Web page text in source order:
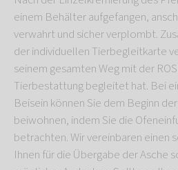
einem Behälter aufgefangen,
verwahrt und sicher verplombt.
der individuellen Tierbegleitkarte
seinem gesamten Weg mit der
Tierbestattung begleitet hat. Bei
Beisein können Sie dem Beginn
beiwohnen, indem Sie die
betrachten. Wir vereinbaren einen
Ihnen für die Übergabe der Asche